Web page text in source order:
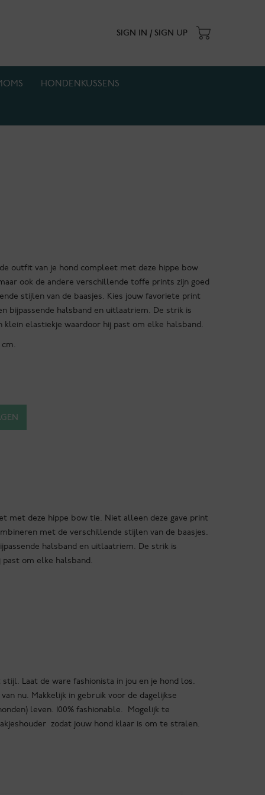
SIGN IN / SIGN UP
HONDENKUSSENS
outfit van je hond compleet met deze hippe bow
ook de andere verschillende toffe prints zijn goed
stijlen van de baasjes. Kies jouw favoriete print
bijpassende halsband en uitlaatriem. De strik is
elastiekje waardoor hij past om elke halsband.
cm.
met deze hippe bow tie. Niet alleen deze gave print
met de verschillende stijlen van de baasjes.
halsband en uitlaatriem. De strik is
om elke halsband.
Laat de ware fashionista in jou en je hond los.
nu. Makkelijk in gebruik voor de dagelijkse
leven. 100% fashionable. Mogelijk te
zodat jouw hond klaar is om te stralen.